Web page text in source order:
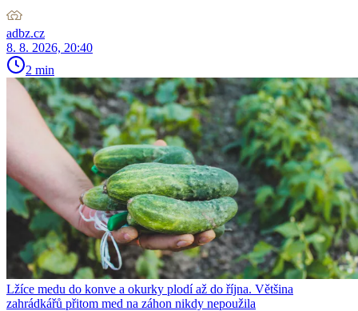
adbz.cz
8. 8. 2026, 20:40
2 min
Lžíce medu do konve a okurky plodí až do října. Většina
zahrádkářů přitom med na záhon nikdy nepoužila